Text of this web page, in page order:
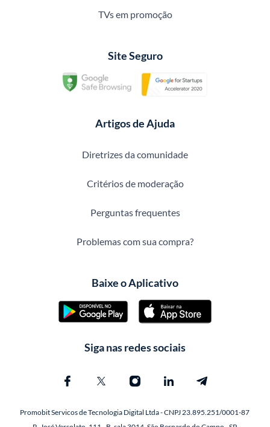
TVs em promoção
Site Seguro
Artigos de Ajuda
Diretrizes da comunidade
Critérios de moderação
Perguntas frequentes
Problemas com sua compra?
Baixe o Aplicativo
Siga nas redes sociais
Promobit Servicos de Tecnologia Digital Ltda - CNPJ 23.895.251/0001-87